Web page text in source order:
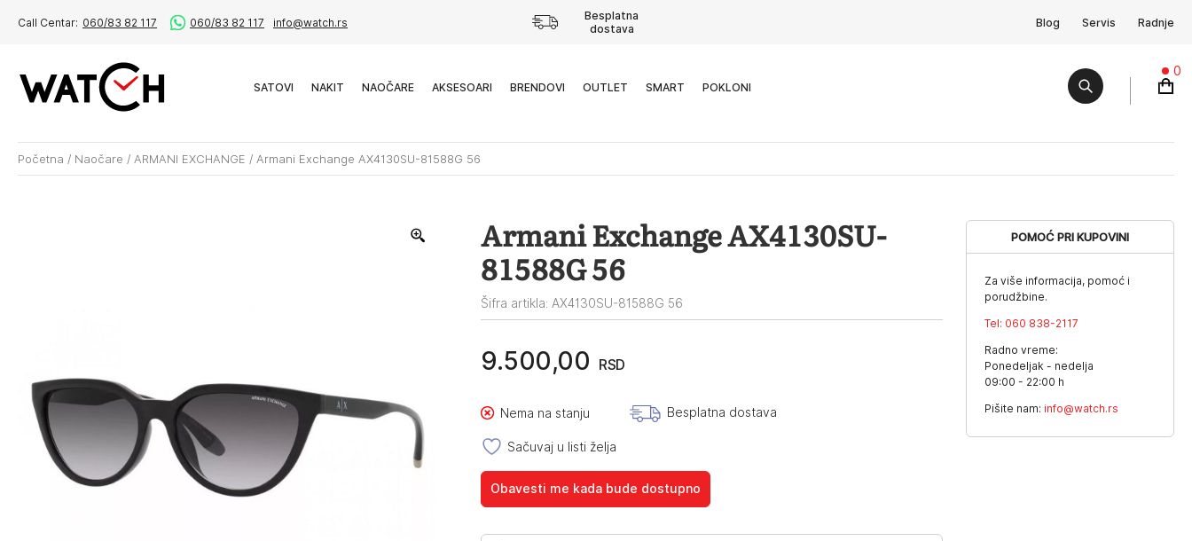
Call Centar: 060/83 82 117 060/83 82 117 info@watch.rs
Besplatna
dostava
Blog Servis Radnje
SATOVI NAKIT NAOČARE AKSESOARI BRENDOVI OUTLET SMART POKLONI
0
Početna / Naočare / ARMANI EXCHANGE / Armani Exchange AX4130SU-81588G 56
Armani Exchange AX4130SU-
81588G 56
Šifra artikla: AX4130SU-81588G 56
9.500,00 RSD
Nema na stanju Besplatna dostava
Sačuvaj u listi želja
Obavesti me kada bude dostupno
POMOĆ PRI KUPOVINI
Za više informacija, pomoć i
porudžbine.
Tel: 060 838-2117
Radno vreme:
Ponedeljak - nedelja
09:00 - 22:00 h
Pišite nam: info@watch.rs